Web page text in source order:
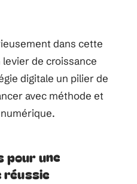
dans cette
de croissance
digitale un pilier de
avec méthode et
pour une